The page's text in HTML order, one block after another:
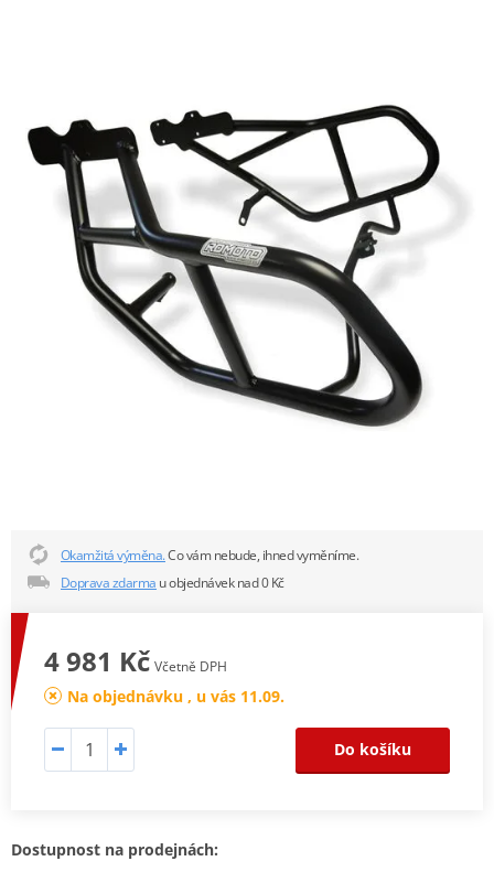
Okamžitá výměna.Co vám nebude, ihned vyměníme.
Doprava zdarma u objednávek nad 0 Kč
4 981 Kč Včetně DPH
Na objednávku , u vás 11.09.
Do košíku
Dostupnost na prodejnách: